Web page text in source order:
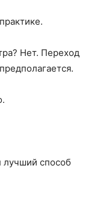
Нет. Переход
способ